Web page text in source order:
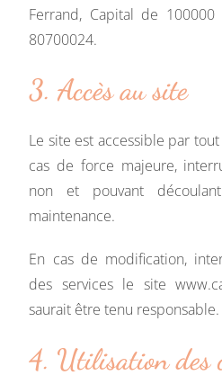
Ferrand, Capital de
80700024.
3. Accès au site
Le site est accessible par
cas de force majeure,
non et pouvant
maintenance.
En cas de modification,
des services le site
saurait être tenu responsable.
4. Utilisation des